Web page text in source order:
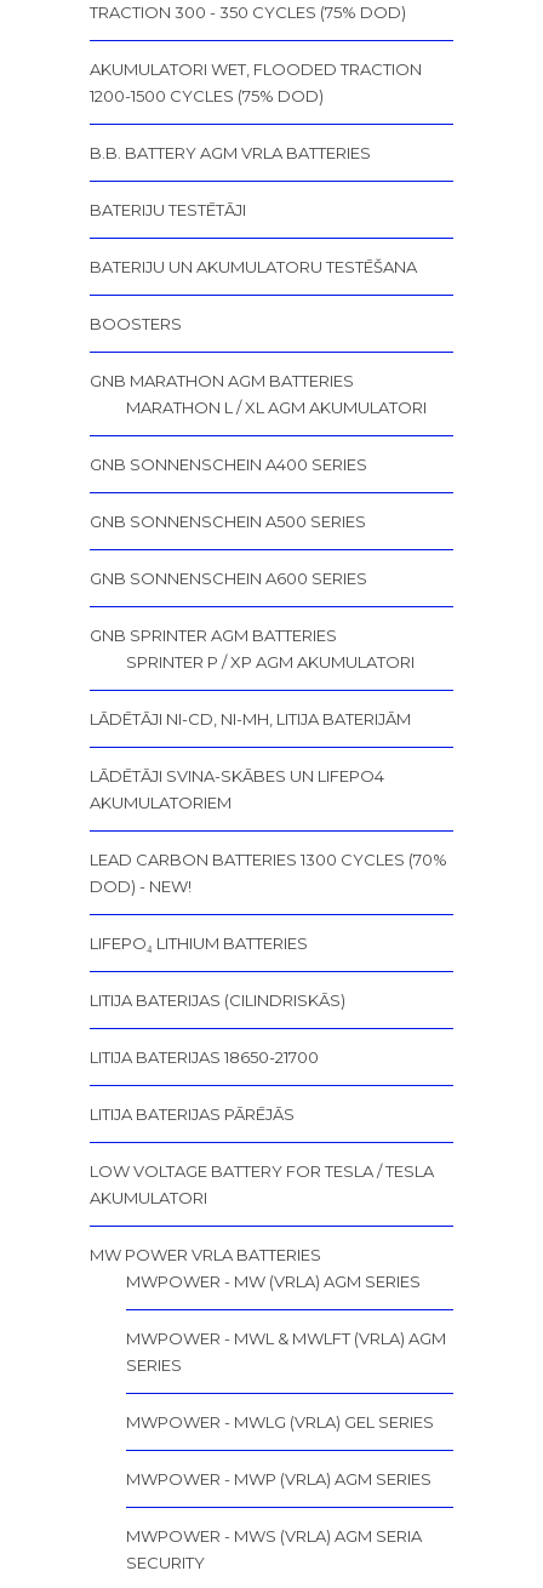
TRACTION 300 - 350 CYCLES (75% DOD)
AKUMULATORI WET, FLOODED TRACTION
1200-1500 CYCLES (75% DOD)
B.B. BATTERY AGM VRLA BATTERIES
BATERIJU TESTĒTĀJI
BATERIJU UN AKUMULATORU TESTĒŠANA
BOOSTERS
GNB MARATHON AGM BATTERIES
MARATHON L / XL AGM AKUMULATORI
GNB SONNENSCHEIN A400 SERIES
GNB SONNENSCHEIN A500 SERIES
GNB SONNENSCHEIN A600 SERIES
GNB SPRINTER AGM BATTERIES
SPRINTER P / XP AGM AKUMULATORI
LĀDĒTĀJI NI-CD, NI-MH, LITIJA BATERIJĀM
LĀDĒTĀJI SVINA-SKĀBES UN LIFEPO4
AKUMULATORIEM
LEAD CARBON BATTERIES 1300 CYCLES (70%
DOD) - NEW!
LIFEPO₄ LITHIUM BATTERIES
LITIJA BATERIJAS (CILINDRISKĀS)
LITIJA BATERIJAS 18650-21700
LITIJA BATERIJAS PĀRĒJĀS
LOW VOLTAGE BATTERY FOR TESLA / TESLA
AKUMULATORI
MW POWER VRLA BATTERIES
MWPOWER - MW (VRLA) AGM SERIES
MWPOWER - MWL & MWLFT (VRLA) AGM
SERIES
MWPOWER - MWLG (VRLA) GEL SERIES
MWPOWER - MWP (VRLA) AGM SERIES
MWPOWER - MWS (VRLA) AGM SERIA
SECURITY